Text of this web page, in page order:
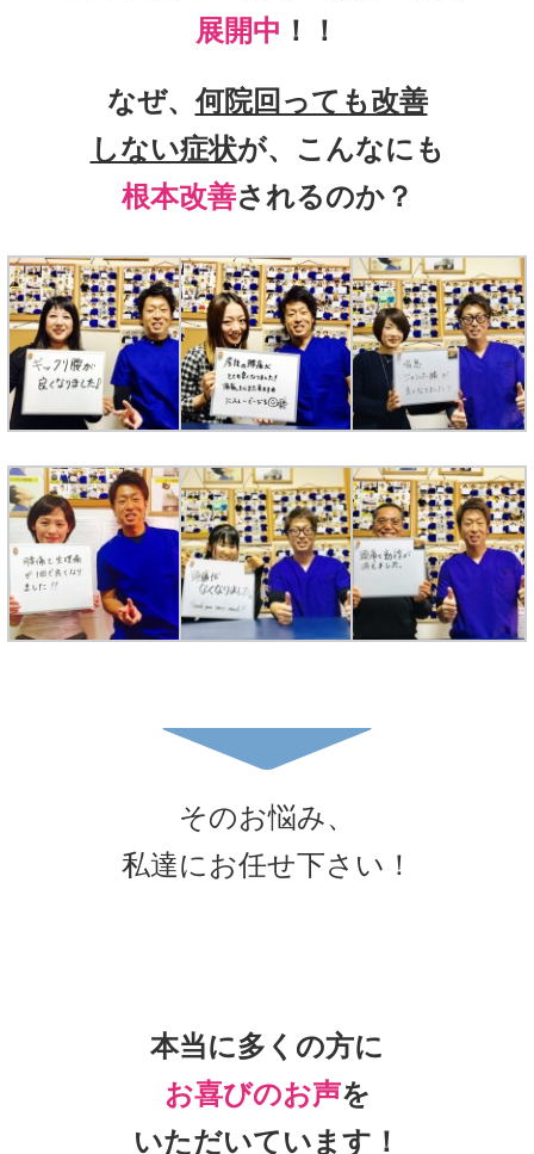
展開中 ！！
なぜ、何院回っても改善
しない症状が、こんなにも
根本改善されるのか？
そのお悩み、
私達にお任せ下さい！
本当に多くの方に
お喜びのお声を
いただいています！